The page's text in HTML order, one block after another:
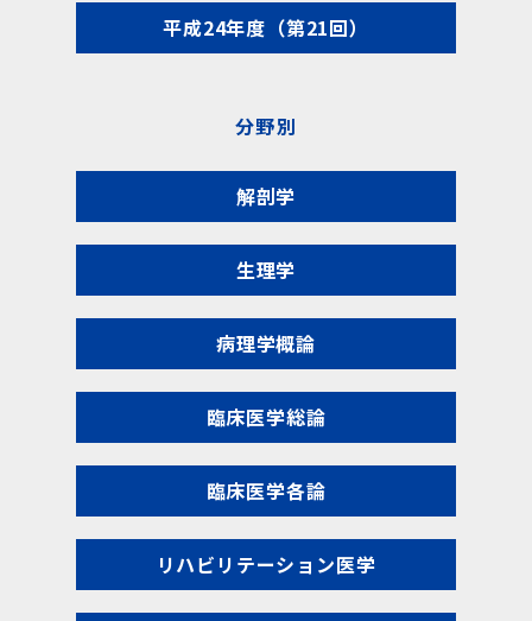
平成24年度（第21回）
分野別
解剖学
生理学
病理学概論
臨床医学総論
臨床医学各論
リハビリテーション医学